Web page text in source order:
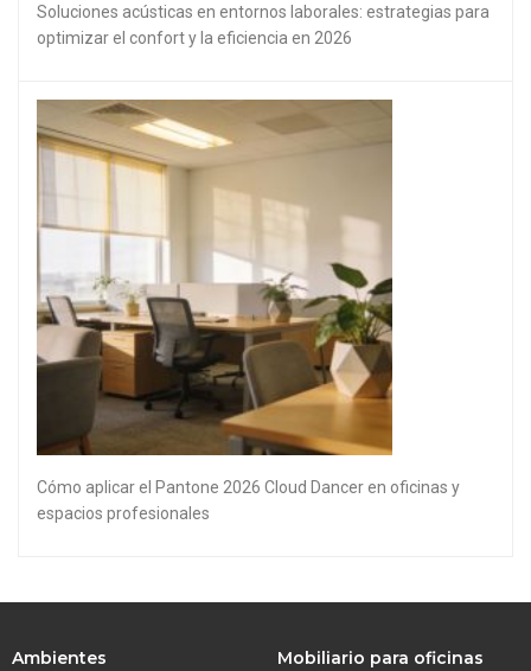
Soluciones acústicas en entornos laborales: estrategias para
optimizar el confort y la eficiencia en 2026
Cómo aplicar el Pantone 2026 Cloud Dancer en oficinas y
espacios profesionales
Ambientes Mobiliario para oficinas